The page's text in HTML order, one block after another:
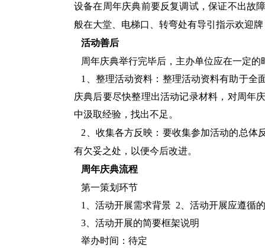
设备在周年庆典前要反复调试，保证不出故
般在大堂、电梯口、转弯处有导引指示欢迎
活动善后
周年庆典举行完毕后，主办单位应在一定
1、整理活动资料：整理活动资料有助于全
庆典后要尽快整理出活动记录材料，对周年
中汲取经验，找出不足。
2、收集各方反映：要收集参加活动的总体
有欠妥之处，以便今后改进。
周年庆典流程
第一策划环节
1、活动开展需求背景 2、活动开展应遵循
3、活动开展的简要框架说明
举办时间：待定